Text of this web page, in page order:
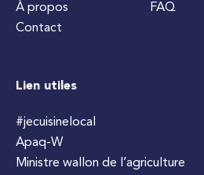
À propos
Contact
FAQ
Lien utiles
#jecuisinelocal
Apaq-W
Ministre wallon de l’agriculture